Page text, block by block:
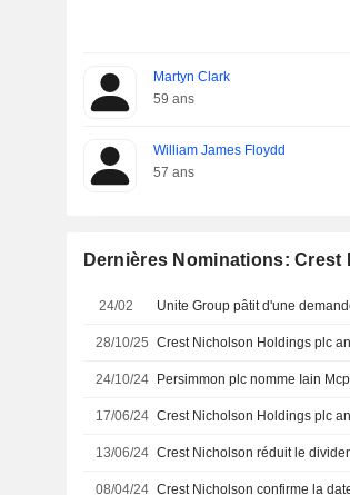
Martyn Clark
59 ans
William James Floydd
57 ans
Dernières Nominations:
24/02
28/10/25
24/10/24
17/06/24
13/06/24 Crest Nicholson réduit le
08/04/24